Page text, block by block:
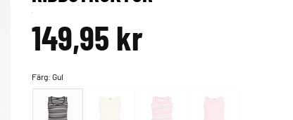
149,95 kr
Färg:Gul